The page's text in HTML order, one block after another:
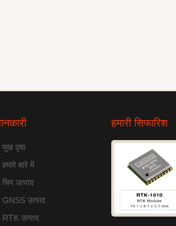
मुख पृष्ठ
हमारे बारे में
चिप उत्पाद
GNSS उत्पाद
RTK उत्पाद
हमारी सिफारिश
52Q
52Q एक पूर्ण स्टैंडअलोन
GNSS स्मार्ट एंटीना